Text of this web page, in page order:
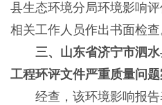
县生态环境分局环境影响
相关工作人员作出书面检查
三、山东省济宁市泗
工程环评文件严重质量问
经查，该环境影响报告